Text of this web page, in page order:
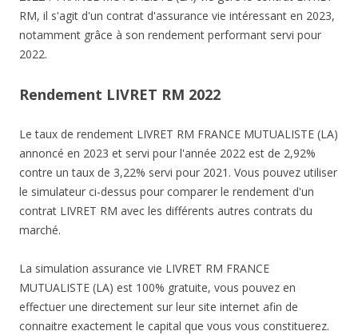
RM, il s'agit d'un contrat d'assurance vie intéressant en 2023,
notamment grâce à son rendement performant servi pour
2022.
Rendement LIVRET RM 2022
Le taux de rendement LIVRET RM FRANCE MUTUALISTE (LA)
annoncé en 2023 et servi pour l'année 2022 est de 2,92%
contre un taux de 3,22% servi pour 2021. Vous pouvez utiliser
le simulateur ci-dessus pour comparer le rendement d'un
contrat LIVRET RM avec les différents autres contrats du
marché.
La simulation assurance vie LIVRET RM FRANCE
MUTUALISTE (LA) est 100% gratuite, vous pouvez en
effectuer une directement sur leur site internet afin de
connaitre exactement le capital que vous vous constituerez.